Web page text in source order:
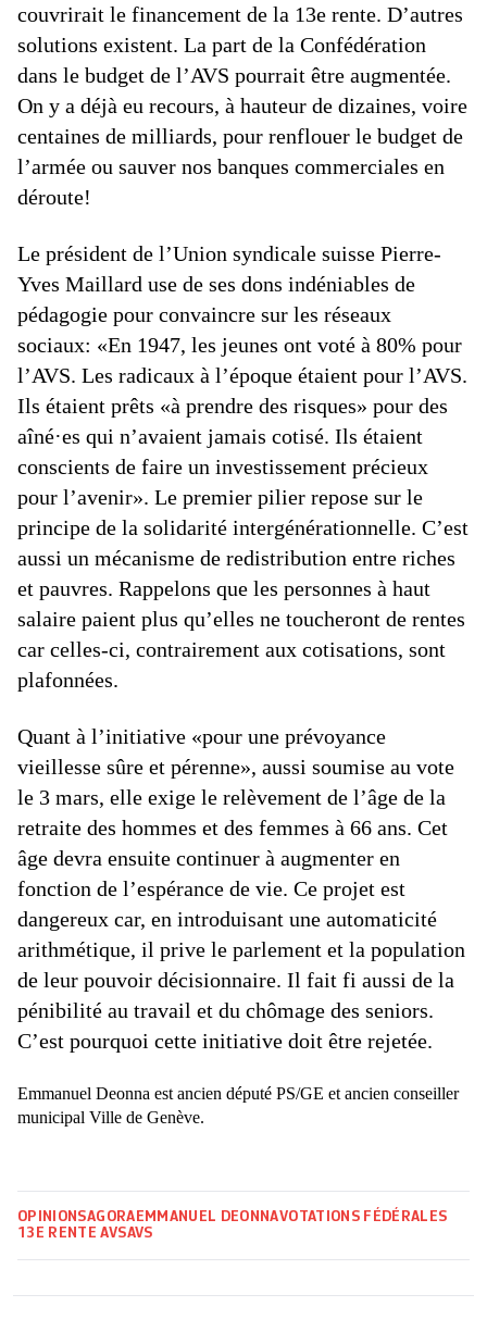
couvrirait le financement de la 13e rente. D’autres
solutions existent. La part de la Confédération
dans le budget de l’AVS pourrait être augmentée.
On y a déjà eu recours, à hauteur de dizaines, voire
centaines de milliards, pour renflouer le budget de
l’armée ou sauver nos banques commerciales en
déroute!
Le président de l’Union syndicale suisse Pierre-
Yves Maillard use de ses dons indéniables de
pédagogie pour convaincre sur les réseaux
sociaux: «En 1947, les jeunes ont voté à 80% pour
l’AVS. Les radicaux à l’époque étaient pour l’AVS.
Ils étaient prêts «à prendre des risques» pour des
aîné·es qui n’avaient jamais cotisé. Ils étaient
conscients de faire un investissement précieux
pour l’avenir». Le premier pilier repose sur le
principe de la solidarité intergénérationnelle. C’est
aussi un mécanisme de redistribution entre riches
et pauvres. Rappelons que les personnes à haut
salaire paient plus qu’elles ne toucheront de rentes
car celles-ci, contrairement aux cotisations, sont
plafonnées.
Quant à l’initiative «pour une prévoyance
vieillesse sûre et pérenne», aussi soumise au vote
le 3 mars, elle exige le relèvement de l’âge de la
retraite des hommes et des femmes à 66 ans. Cet
âge devra ensuite continuer à augmenter en
fonction de l’espérance de vie. Ce projet est
dangereux car, en introduisant une automaticité
arithmétique, il prive le parlement et la population
de leur pouvoir décisionnaire. Il fait fi aussi de la
pénibilité au travail et du chômage des seniors.
C’est pourquoi cette initiative doit être rejetée.
Emmanuel Deonna est ancien député PS/GE et ancien conseiller
municipal Ville de Genève.
OPINIONSAGORA EMMANUEL DEONNAVOTATIONS FÉDÉRALES
13E RENTE AVSAVS